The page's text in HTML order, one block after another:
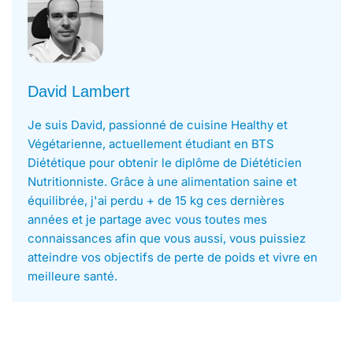
David Lambert
Je suis David, passionné de cuisine Healthy et
Végétarienne, actuellement étudiant en BTS
Diététique pour obtenir le diplôme de Diététicien
Nutritionniste. Grâce à une alimentation saine et
équilibrée, j'ai perdu + de 15 kg ces dernières
années et je partage avec vous toutes mes
connaissances afin que vous aussi, vous puissiez
atteindre vos objectifs de perte de poids et vivre en
meilleure santé.